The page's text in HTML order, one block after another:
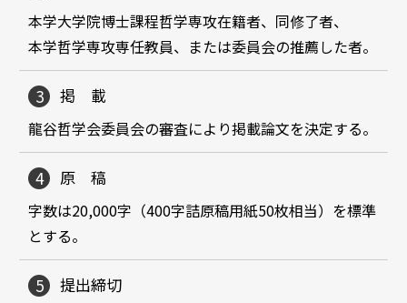
本学大学院博士課程哲学専攻在籍者、同修了者、
本学哲学専攻専任教員、または委員会の推薦した者。
掲 載
龍谷哲学会委員会の審査により掲載論文を決定する。
原 稿
字数は20,000字（400字詰原稿用紙50枚相当）を標準
とする。
提出締切